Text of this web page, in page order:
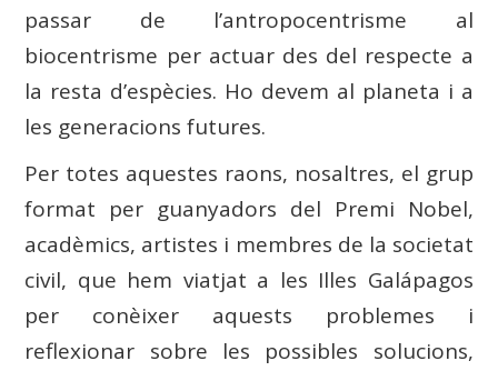
passar de l’antropocentrisme al
biocentrisme per actuar des del respecte a
la resta d’espècies. Ho devem al planeta i a
les generacions futures.
Per totes aquestes raons, nosaltres, el grup
format per guanyadors del Premi Nobel,
acadèmics, artistes i membres de la societat
civil, que hem viatjat a les Illes Galápagos
per conèixer aquests problemes i
reflexionar sobre les possibles solucions,